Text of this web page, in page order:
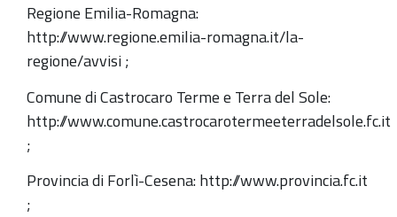
Regione Emilia-Romagna:
http://www.regione.emilia-romagna.it/la-
regione/avvisi ;
Comune di Castrocaro Terme e Terra del Sole:
http://www.comune.castrocarotermeeterradelsole.fc.it
;
Provincia di Forlì-Cesena: http://www.provincia.fc.it
;